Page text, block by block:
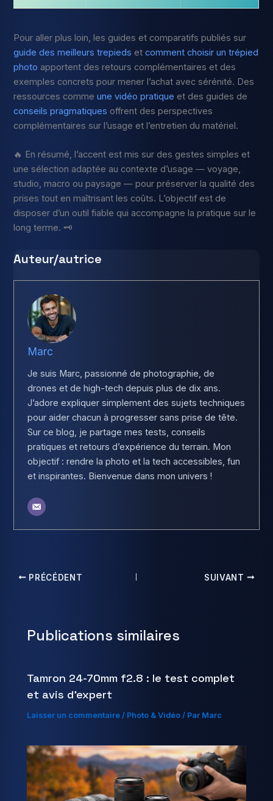
Pour aller plus loin, les guides et comparatifs publiés sur
guide des meilleurs trepieds etcomment choisir un trépied
photo apportent des retours complémentaires et des
exemples concrets pour mener l’achat avec sérénité. Des
ressources commeune vidéo pratique et des guides de
conseils pragmatiques offrent des perspectives
complémentaires sur l’usage et l’entretien du matériel.
🔥 En résumé, l’accent est mis sur des gestes simples et
une sélection adaptée au contexte d’usage — voyage,
studio, macro ou paysage — pour préserver la qualité des
prises tout en maîtrisant les coûts. L’objectif est de
disposer d’un outil fiable qui accompagne la pratique sur le
long terme. 🗝️
Auteur/autrice
Marc
Je suis Marc, passionné de photographie, de
drones et de high-tech depuis plus de dix ans.
J’adore expliquer simplement des sujets techniques
pour aider chacun à progresser sans prise de tête.
Sur ce blog, je partage mes tests, conseils
pratiques et retours d’expérience du terrain. Mon
objectif : rendre la photo et la tech accessibles, fun
et inspirantes. Bienvenue dans mon univers !
PRÉCÉDENT SUIVANT
Publications similaires
Tamron 24-70mm f2.8 : le test complet
et avis d’expert
Laisser un commentaire / Photo & Vidéo / Par Marc